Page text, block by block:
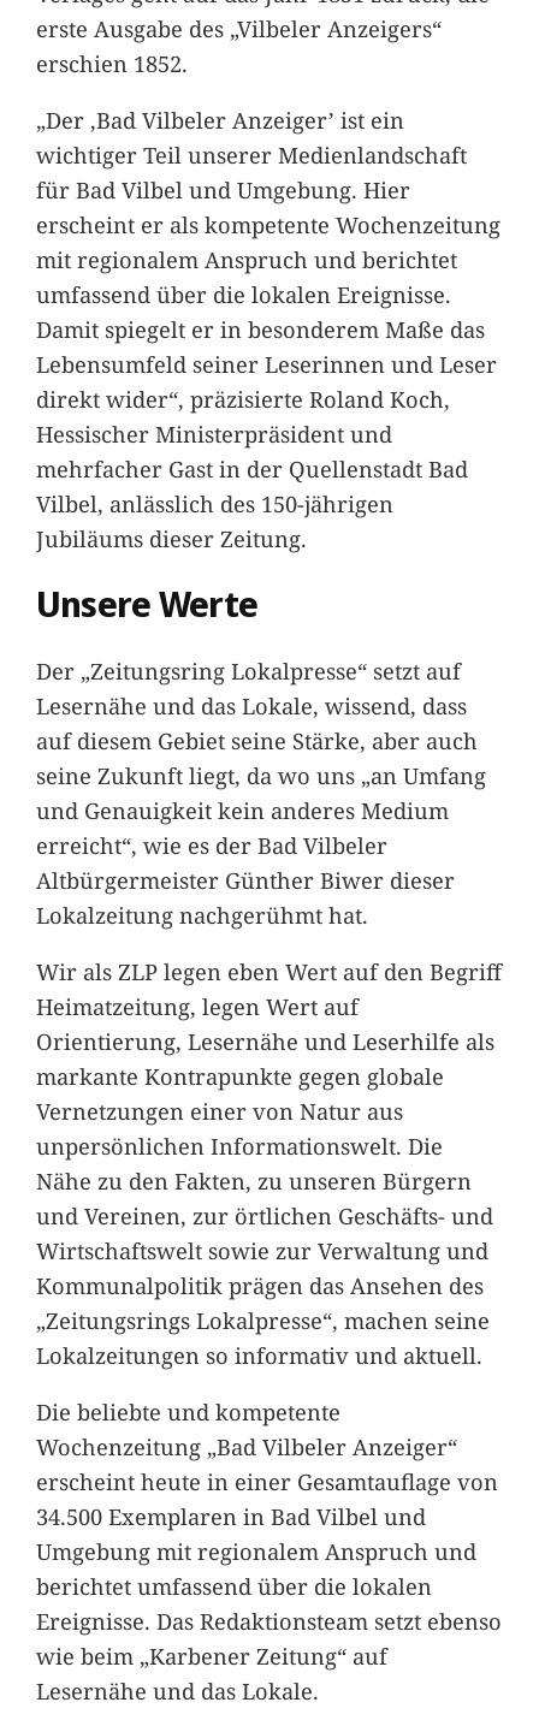
erste Ausgabe des „Vilbeler Anzeigers“
erschien 1852.
„Der ,Bad Vilbeler Anzeiger’ ist ein
wichtiger Teil unserer Medienlandschaft
für Bad Vilbel und Umgebung. Hier
erscheint er als kompetente Wochenzeitung
mit regionalem Anspruch und berichtet
umfassend über die lokalen Ereignisse.
Damit spiegelt er in besonderem Maße das
Lebensumfeld seiner Leserinnen und Leser
direkt wider“, präzisierte Roland Koch,
Hessischer Ministerpräsident und
mehrfacher Gast in der Quellenstadt Bad
Vilbel, anlässlich des 150-jährigen
Jubiläums dieser Zeitung.
Unsere Werte
Der „Zeitungsring Lokalpresse“ setzt auf
Lesernähe und das Lokale, wissend, dass
auf diesem Gebiet seine Stärke, aber auch
seine Zukunft liegt, da wo uns „an Umfang
und Genauigkeit kein anderes Medium
erreicht“, wie es der Bad Vilbeler
Altbürgermeister Günther Biwer dieser
Lokalzeitung nachgerühmt hat.
Wir als ZLP legen eben Wert auf den Begriff
Heimatzeitung, legen Wert auf
Orientierung, Lesernähe und Leserhilfe als
markante Kontrapunkte gegen globale
Vernetzungen einer von Natur aus
unpersönlichen Informationswelt. Die
Nähe zu den Fakten, zu unseren Bürgern
und Vereinen, zur örtlichen Geschäfts- und
Wirtschaftswelt sowie zur Verwaltung und
Kommunalpolitik prägen das Ansehen des
„Zeitungsrings Lokalpresse“, machen seine
Lokalzeitungen so informativ und aktuell.
Die beliebte und kompetente
Wochenzeitung „Bad Vilbeler Anzeiger“
erscheint heute in einer Gesamtauflage von
34.500 Exemplaren in Bad Vilbel und
Umgebung mit regionalem Anspruch und
berichtet umfassend über die lokalen
Ereignisse. Das Redaktionsteam setzt ebenso
wie beim „Karbener Zeitung“ auf
Lesernähe und das Lokale.